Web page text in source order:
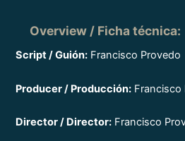
Overview / Ficha técnica:
Script / Guión: Francisco Provedo
Producer / Producción: Francisco
Director / Director: Francisco